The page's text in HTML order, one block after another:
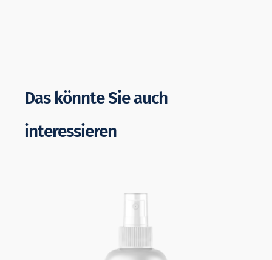
Das könnte Sie auch
interessieren